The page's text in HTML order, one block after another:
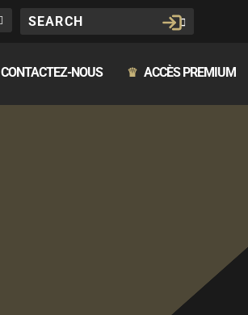
CONTACTEZ-NOUS ♛ ACCÈS PREMIUM